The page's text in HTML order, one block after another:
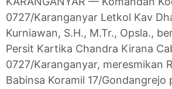
0727/Karanganyar Letkol Kav
Kurniawan, S.H., M.Tr., Opsla.,
Persit Kartika Chandra Kirana
0727/Karanganyar, meresmikan
Babinsa Koramil 17/Gondangrejo